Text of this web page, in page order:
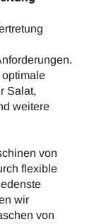
Salat,
weitere
von
flexible
wir
von